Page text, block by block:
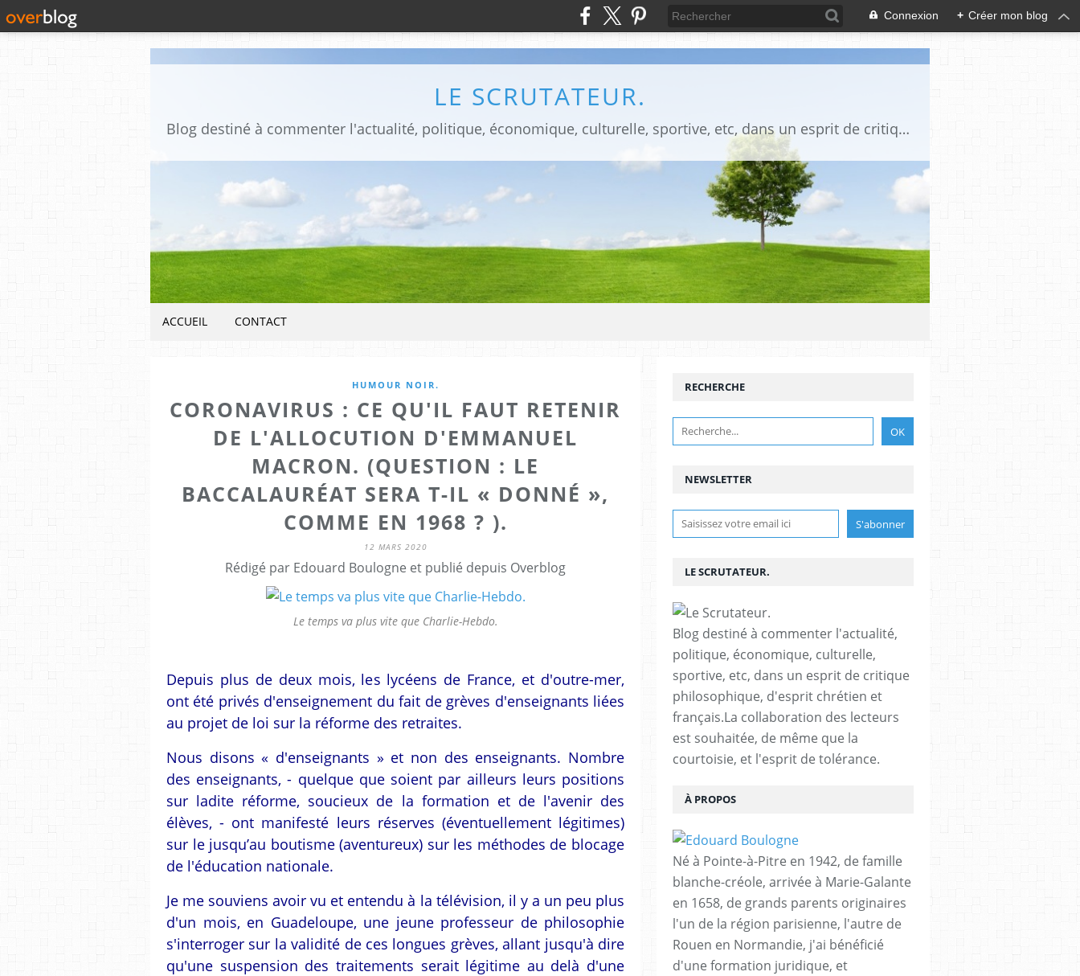
Connexion + Créer mon blog
LE SCRUTATEUR.
Blog destiné à commenter l'actualité, politique, économique, culturelle, sportive, etc, dans un esprit de critique philosophique, d'esprit chrétien et français.La collaboration des lecteurs est souhaitée, de même que la courtoisie, et l'esprit de tolérance.
ACCUEIL CONTACT
HUMOUR NOIR.
CORONAVIRUS : CE QU'IL FAUT RETENIR
DE L'ALLOCUTION D'EMMANUEL
MACRON. (QUESTION : LE
BACCALAURÉAT SERA T-IL « DONNÉ »,
COMME EN 1968 ? ).
12 MARS 2020
Rédigé par Edouard Boulogne et publié depuis Overblog
Le temps va plus vite que Charlie-Hebdo.
Depuis plus de deux mois, les lycéens de France, et d'outre-mer,
ont été privés d'enseignement du fait de grèves d'enseignants liées
au projet de loi sur la réforme des retraites.
Nous disons « d'enseignants » et non des enseignants. Nombre
des enseignants, - quelque que soient par ailleurs leurs positions
sur ladite réforme, soucieux de la formation et de l'avenir des
élèves, - ont manifesté leurs réserves (éventuellement légitimes)
sur le jusqu’au boutisme (aventureux) sur les méthodes de blocage
de l'éducation nationale.
Je me souviens avoir vu et entendu à la télévision, il y a un peu plus
d'un mois, en Guadeloupe, une jeune professeur de philosophie
s'interroger sur la validité de ces longues grèves, allant jusqu'à dire
qu'une suspension des traitements serait légitime au delà d'une
NEWSLETTER
RECHERCHE
LE SCRUTATEUR.
Blog destiné à commenter l'actualité,
politique, économique, culturelle,
sportive, etc, dans un esprit de critique
philosophique, d'esprit chrétien et
français.La collaboration des lecteurs
est souhaitée, de même que la
courtoisie, et l'esprit de tolérance.
À PROPOS
Né à Pointe-à-Pitre en 1942, de famille
blanche-créole, arrivée à Marie-Galante
en 1658, de grands parents originaires
l'un de la région parisienne, l'autre de
Rouen en Normandie, j'ai bénéficié
d'une formation juridique, et